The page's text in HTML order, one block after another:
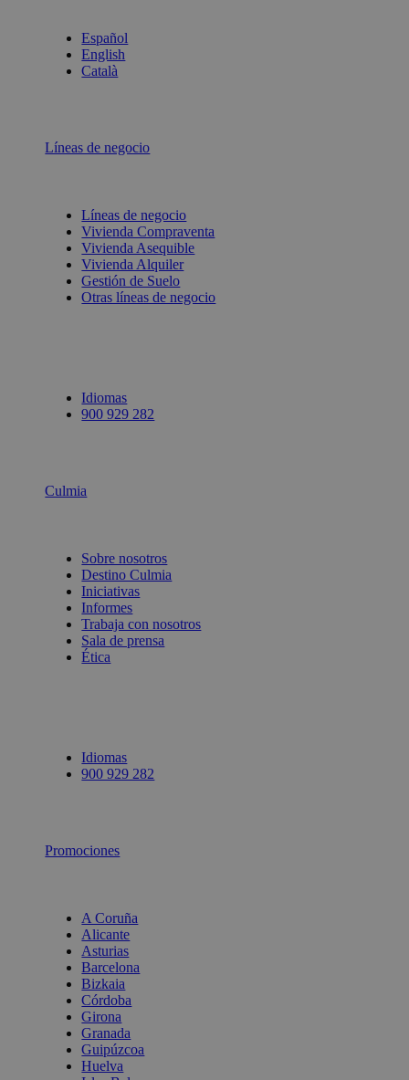
Español
English
Català
Líneas de negocio
Líneas de negocio
Vivienda Compraventa
Vivienda Asequible
Vivienda Alquiler
Gestión de Suelo
Otras líneas de negocio
Idiomas
900 929 282
Culmia
Sobre nosotros
Destino Culmia
Iniciativas
Informes
Trabaja con nosotros
Sala de prensa
Ética
Idiomas
900 929 282
Promociones
A Coruña
Alicante
Asturias
Barcelona
Bizkaia
Córdoba
Girona
Granada
Guipúzcoa
Huelva